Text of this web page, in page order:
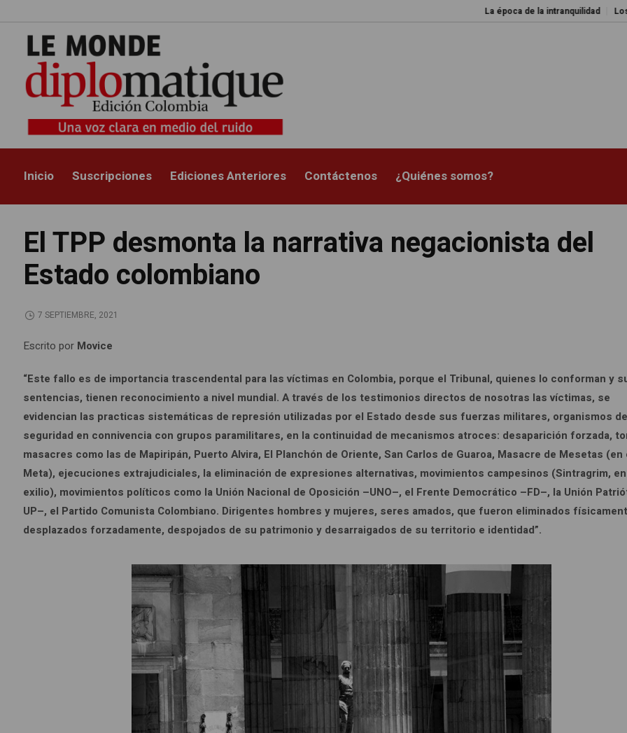
La época de la intranquilidad Los amos
Inicio Suscripciones Ediciones Anteriores Contáctenos ¿Quiénes somos?
El TPP desmonta la narrativa negacionista del
Estado colombiano
7 SEPTIEMBRE, 2021
Escrito por Movice
“Este fallo es de importancia trascendental para las víctimas en Colombia, porque el Tribunal, quienes lo conforman y
sentencias, tienen reconocimiento a nivel mundial. A través de los testimonios directos de nosotras las víctimas, se
evidencian las practicas sistemáticas de represión utilizadas por el Estado desde sus fuerzas militares, organismos de
seguridad en connivencia con grupos paramilitares, en la continuidad de mecanismos atroces: desaparición forzada,
masacres como las de Mapiripán, Puerto Alvira, El Planchón de Oriente, San Carlos de Guaroa, Masacre de Mesetas (en
Meta), ejecuciones extrajudiciales, la eliminación de expresiones alternativas, movimientos campesinos (Sintragrim,
exilio), movimientos políticos como la Unión Nacional de Oposición –UNO–, el Frente Democrático –FD–, la Unión
UP–, el Partido Comunista Colombiano. Dirigentes hombres y mujeres, seres amados, que fueron eliminados
desplazados forzadamente, despojados de su patrimonio y desarraigados de su territorio e identidad”.